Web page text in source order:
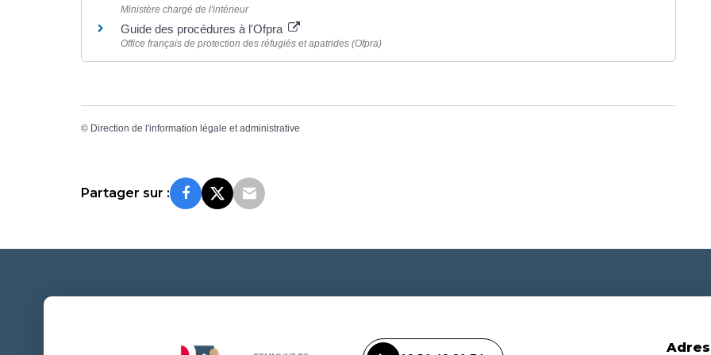
Ministère chargé de l'intérieur
Guide des procédures à l'Ofpra
Office français de protection des réfugiés et apatrides (Ofpra)
© Direction de l'information légale et administrative
Partager sur :